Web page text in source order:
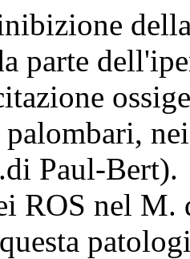
parte
Paul-Bert).
ROS nel